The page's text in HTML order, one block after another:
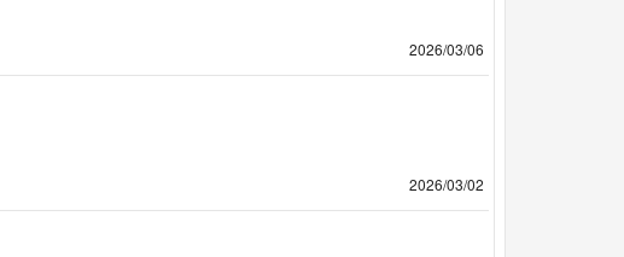
2026/03/06
2026/03/02